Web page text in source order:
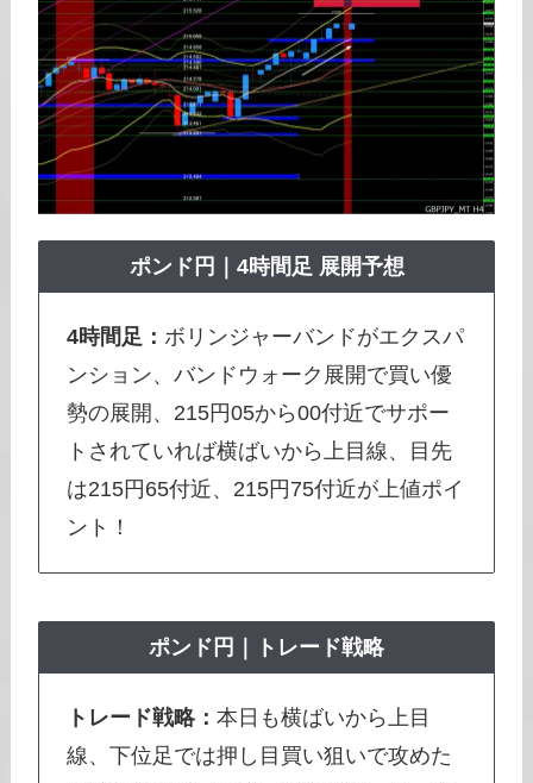
ポンド円 ｜4時間足 展開予想
4時間足： ボリンジャーバンドがエクスパ
ンション、バンドウォーク展開で買い優
勢の展開、215円05から00付近でサポー
トされていれば横ばいから上目線、目先
は215円65付近、215円75付近が上値ポイ
ント！
ポンド円 ｜トレード戦略
トレード戦略： 本日も横ばいから上目
線、下位足では押し目買い狙いで攻めた